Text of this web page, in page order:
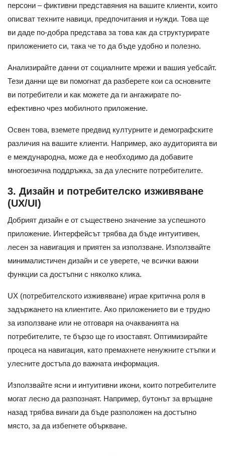
персони – фиктивни представяния на вашите клиенти, които
описват техните навици, предпочитания и нужди. Това ще
ви даде по-добра представа за това как да структурирате
приложението си, така че то да бъде удобно и полезно.
Анализирайте данни от социалните мрежи и вашия уебсайт.
Тези данни ще ви помогнат да разберете кои са основните
ви потребители и как можете да ги ангажирате по-
ефективно чрез мобилното приложение.
Освен това, вземете предвид културните и демографските
различия на вашите клиенти. Например, ако аудиторията ви
е международна, може да е необходимо да добавите
многоезична поддръжка, за да улесните потребителите.
3. Дизайн и потребителско изживяване
(UX/UI)
Добрият дизайн е от съществено значение за успешното
приложение. Интерфейсът трябва да бъде интуитивен,
лесен за навигация и приятен за използване. Използвайте
минималистичен дизайн и се уверете, че всички важни
функции са достъпни с няколко клика.
UX (потребителското изживяване) играе критична роля в
задържането на клиентите. Ако приложението ви е трудно
за използване или не отговаря на очакванията на
потребителите, те бързо ще го изоставят. Оптимизирайте
процеса на навигация, като премахнете ненужните стъпки и
улесните достъпа до важната информация.
Използвайте ясни и интуитивни икони, които потребителите
могат лесно да разпознаят. Например, бутонът за връщане
назад трябва винаги да бъде разположен на достъпно
място, за да избегнете объркване.